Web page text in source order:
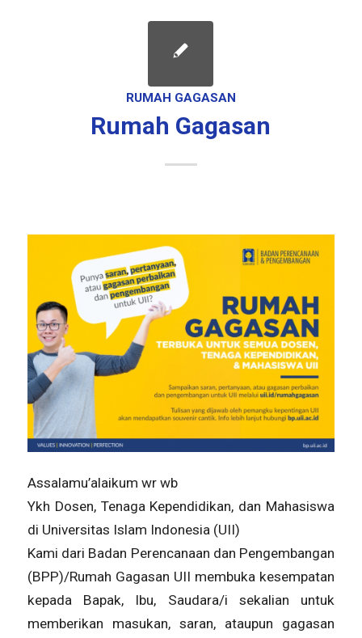
RUMAH GAGASAN
Rumah Gagasan
Assalamu’alaikum wr wb
Ykh Dosen, Tenaga Kependidikan, dan Mahasiswa
di Universitas Islam Indonesia (UII)
Kami dari Badan Perencanaan dan Pengembangan
(BPP)/Rumah Gagasan UII membuka kesempatan
kepada Bapak, Ibu, Saudara/i sekalian untuk
memberikan masukan, saran, ataupun gagasan